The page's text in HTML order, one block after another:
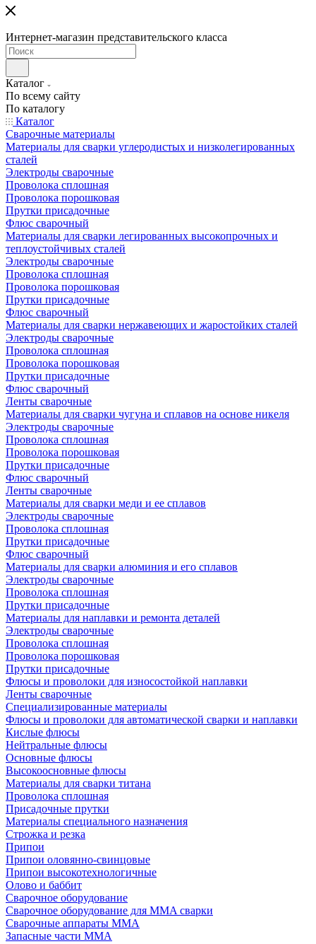
Интернет-магазин представительского класса
Каталог
По всему сайту
По каталогу
Каталог
Сварочные материалы
Материалы для сварки углеродистых и низколегированных
сталей
Электроды сварочные
Проволока сплошная
Проволока порошковая
Прутки присадочные
Флюс сварочный
Материалы для сварки легированных высокопрочных и
теплоустойчивых сталей
Электроды сварочные
Проволока сплошная
Проволока порошковая
Прутки присадочные
Флюс сварочный
Материалы для сварки нержавеющих и жаростойких сталей
Электроды сварочные
Проволока сплошная
Проволока порошковая
Прутки присадочные
Флюс сварочный
Ленты сварочные
Материалы для сварки чугуна и сплавов на основе никеля
Электроды сварочные
Проволока сплошная
Проволока порошковая
Прутки присадочные
Флюс сварочный
Ленты сварочные
Материалы для сварки меди и ее сплавов
Электроды сварочные
Проволока сплошная
Прутки присадочные
Флюс сварочный
Материалы для сварки алюминия и его сплавов
Электроды сварочные
Проволока сплошная
Прутки присадочные
Материалы для наплавки и ремонта деталей
Электроды сварочные
Проволока сплошная
Проволока порошковая
Прутки присадочные
Флюсы и проволоки для износостойкой наплавки
Ленты сварочные
Специализированные материалы
Флюсы и проволоки для автоматической сварки и наплавки
Кислые флюсы
Нейтральные флюсы
Основные флюсы
Высокоосновные флюсы
Материалы для сварки титана
Проволока сплошная
Присадочные прутки
Материалы специального назначения
Строжка и резка
Припои
Припои оловянно-свинцовые
Припои высокотехнологичные
Олово и баббит
Сварочное оборудование
Сварочное оборудование для MMA сварки
Сварочные аппараты MMA
Запасные части MMA